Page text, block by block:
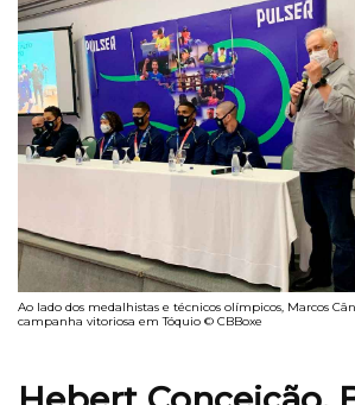
Ao lado dos medalhistas e técnicos olímpicos, Marcos
campanha vitoriosa em Tóquio © CBBoxe